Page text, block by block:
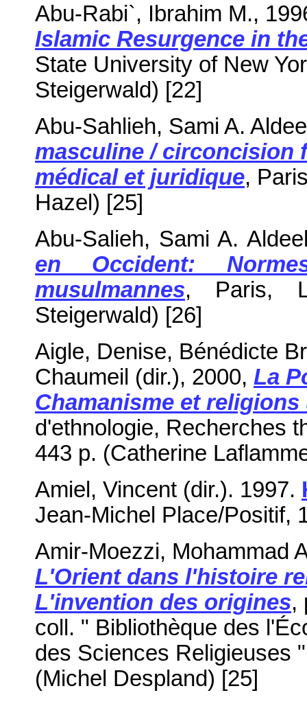
Abu-Rabi`, Ibrahim M.,
Islamic Resurgence in
State University of New
Steigerwald) [22]
Abu-Sahlieh, Sami A.
masculine / circoncision
médical et juridique,
Hazel) [25]
Abu-Salieh, Sami A.
en Occident:
musulmannes, Paris,
Steigerwald) [26]
Aigle, Denise, Bénédicte
Chaumeil (dir.), 2000, La
Chamanisme et
d'ethnologie, Recherches
443 p. (Catherine
Amiel, Vincent (dir.). 1997.
Jean-Michel Place/Positif,
Amir-Moezzi, Mohammad
L'Orient dans l'histoire
L'invention des origines,
coll. " Bibliothèque des
des Sciences Religieuses
(Michel Despland) [25]